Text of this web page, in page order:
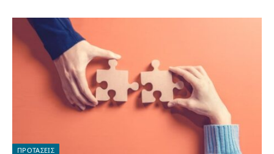
ΠΡΟΤΑΣΕΙΣ